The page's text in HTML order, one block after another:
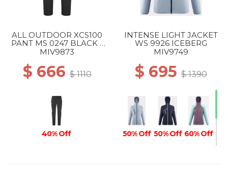
ALL OUTDOOR XCS100
PANT MS 0247 BLACK -
NOIR
MIV9873
$ 666$ 1110
40% Off
INTENSE LIGHT JACKET
WS 9926 ICEBERG
MIV9749
$ 695 $ 1390
50% Off 50% Off 60% Off